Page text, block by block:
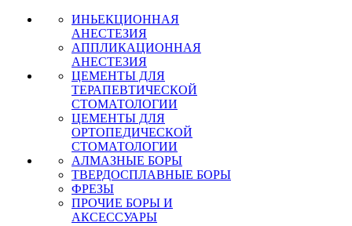
ИНЬЕКЦИОННАЯ
АНЕСТЕЗИЯ
АППЛИКАЦИОННАЯ
АНЕСТЕЗИЯ
ЦЕМЕНТЫ ДЛЯ
ТЕРАПЕВТИЧЕСКОЙ
СТОМАТОЛОГИИ
ЦЕМЕНТЫ ДЛЯ
ОРТОПЕДИЧЕСКОЙ
СТОМАТОЛОГИИ
АЛМАЗНЫЕ БОРЫ
ТВЕРДОСПЛАВНЫЕ БОРЫ
ФРЕЗЫ
ПРОЧИЕ БОРЫ И
АКСЕССУАРЫ